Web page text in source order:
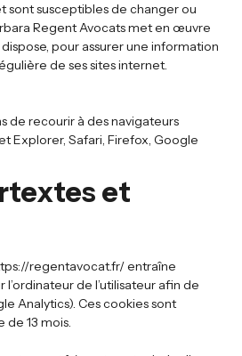
sont susceptibles de changer ou
Regent Avocats met en œuvre
pour assurer une information
de ses sites internet.
de recourir à des navigateurs
Explorer, Safari, Firefox, Google
et
regentavocat.fr/ entraîne
l’ordinateur de l’utilisateur afin de
Analytics). Ces cookies sont
de 13 mois.